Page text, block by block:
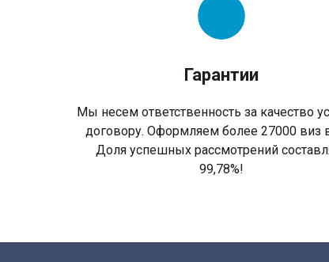
Гарантии
Мы несем ответственность за качество
договору. Оформляем более 27000 виз
Доля успешных рассмотрений
99,78%!